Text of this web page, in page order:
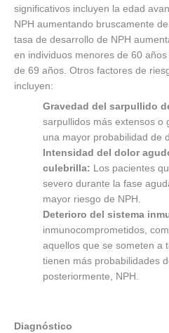
significativos incluyen la edad
NPH aumentando bruscamente
tasa de desarrollo de NPH
en individuos menores de 60
de 69 años. Otros factores de
incluyen:
Gravedad del sarpullido
sarpullidos más extensos o
una mayor probabilidad de
Intensidad del dolor
culebrilla: Los pacientes
severo durante la fase
mayor riesgo de NPH.
Deterioro del sistema
inmunocomprometidos,
aquellos que se someten a
tienen más probabilidades
posteriormente, NPH.
Diagnóstico